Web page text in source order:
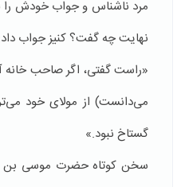
مرد ناشناس و جواب خودش را
نهایت چه گفت؟ کنیز جواب
«راست گفتى، اگر صاحب خانه
می‌دانست) از مولاى خود
گستاخ نبود.»
سخن کوتاه حضرت موسى بن